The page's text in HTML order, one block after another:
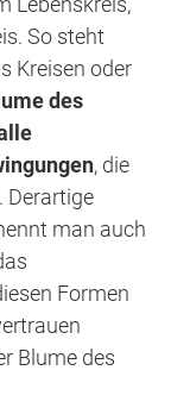
So steht
Kreisen oder
des
, die
Derartige
man auch
Formen
Blume des